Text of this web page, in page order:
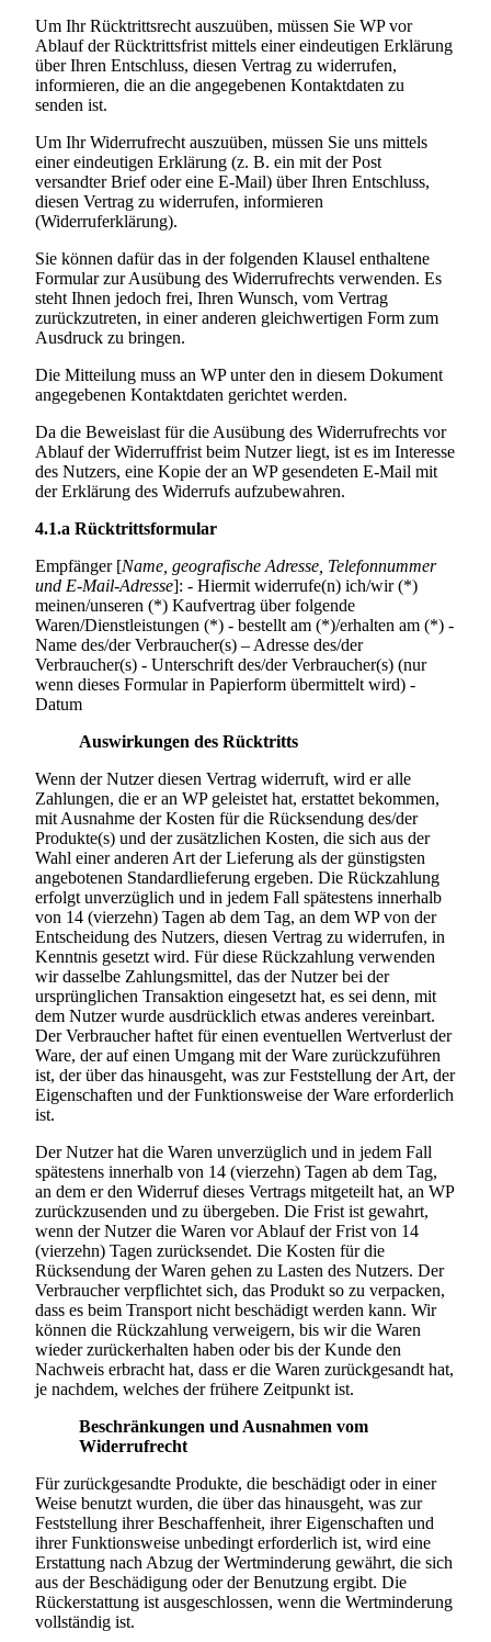
Um Ihr Rücktrittsrecht auszuüben, müssen Sie WP vor
Ablauf der Rücktrittsfrist mittels einer eindeutigen Erklärung
über Ihren Entschluss, diesen Vertrag zu widerrufen,
informieren, die an die angegebenen Kontaktdaten zu
senden ist.
Um Ihr Widerrufrecht auszuüben, müssen Sie uns mittels
einer eindeutigen Erklärung (z. B. ein mit der Post
versandter Brief oder eine E-Mail) über Ihren Entschluss,
diesen Vertrag zu widerrufen, informieren
(Widerruferklärung).
Sie können dafür das in der folgenden Klausel enthaltene
Formular zur Ausübung des Widerrufrechts verwenden. Es
steht Ihnen jedoch frei, Ihren Wunsch, vom Vertrag
zurückzutreten, in einer anderen gleichwertigen Form zum
Ausdruck zu bringen.
Die Mitteilung muss an WP unter den in diesem Dokument
angegebenen Kontaktdaten gerichtet werden.
Da die Beweislast für die Ausübung des Widerrufrechts vor
Ablauf der Widerruffrist beim Nutzer liegt, ist es im Interesse
des Nutzers, eine Kopie der an WP gesendeten E-Mail mit
der Erklärung des Widerrufs aufzubewahren.
4.1.a Rücktrittsformular
Empfänger [Name, geografische Adresse, Telefonnummer
und E-Mail-Adresse]: - Hiermit widerrufe(n) ich/wir (*)
meinen/unseren (*) Kaufvertrag über folgende
Waren/Dienstleistungen (*) - bestellt am (*)/erhalten am (*) -
Name des/der Verbraucher(s) – Adresse des/der
Verbraucher(s) - Unterschrift des/der Verbraucher(s) (nur
wenn dieses Formular in Papierform übermittelt wird) -
Datum
Auswirkungen des Rücktritts
Wenn der Nutzer diesen Vertrag widerruft, wird er alle
Zahlungen, die er an WP geleistet hat, erstattet bekommen,
mit Ausnahme der Kosten für die Rücksendung des/der
Produkte(s) und der zusätzlichen Kosten, die sich aus der
Wahl einer anderen Art der Lieferung als der günstigsten
angebotenen Standardlieferung ergeben. Die Rückzahlung
erfolgt unverzüglich und in jedem Fall spätestens innerhalb
von 14 (vierzehn) Tagen ab dem Tag, an dem WP von der
Entscheidung des Nutzers, diesen Vertrag zu widerrufen, in
Kenntnis gesetzt wird. Für diese Rückzahlung verwenden
wir dasselbe Zahlungsmittel, das der Nutzer bei der
ursprünglichen Transaktion eingesetzt hat, es sei denn, mit
dem Nutzer wurde ausdrücklich etwas anderes vereinbart.
Der Verbraucher haftet für einen eventuellen Wertverlust der
Ware, der auf einen Umgang mit der Ware zurückzuführen
ist, der über das hinausgeht, was zur Feststellung der Art, der
Eigenschaften und der Funktionsweise der Ware erforderlich
ist.
Der Nutzer hat die Waren unverzüglich und in jedem Fall
spätestens innerhalb von 14 (vierzehn) Tagen ab dem Tag,
an dem er den Widerruf dieses Vertrags mitgeteilt hat, an WP
zurückzusenden und zu übergeben. Die Frist ist gewahrt,
wenn der Nutzer die Waren vor Ablauf der Frist von 14
(vierzehn) Tagen zurücksendet. Die Kosten für die
Rücksendung der Waren gehen zu Lasten des Nutzers. Der
Verbraucher verpflichtet sich, das Produkt so zu verpacken,
dass es beim Transport nicht beschädigt werden kann. Wir
können die Rückzahlung verweigern, bis wir die Waren
wieder zurückerhalten haben oder bis der Kunde den
Nachweis erbracht hat, dass er die Waren zurückgesandt hat,
je nachdem, welches der frühere Zeitpunkt ist.
Beschränkungen und Ausnahmen vom
Widerrufrecht
Für zurückgesandte Produkte, die beschädigt oder in einer
Weise benutzt wurden, die über das hinausgeht, was zur
Feststellung ihrer Beschaffenheit, ihrer Eigenschaften und
ihrer Funktionsweise unbedingt erforderlich ist, wird eine
Erstattung nach Abzug der Wertminderung gewährt, die sich
aus der Beschädigung oder der Benutzung ergibt. Die
Rückerstattung ist ausgeschlossen, wenn die Wertminderung
vollständig ist.